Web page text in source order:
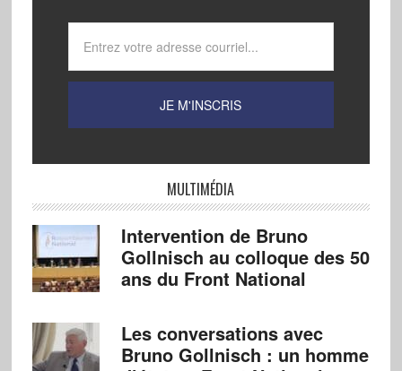
MULTIMÉDIA
Intervention de Bruno
Gollnisch au colloque des 50
ans du Front National
Les conversations avec
Bruno Gollnisch : un homme